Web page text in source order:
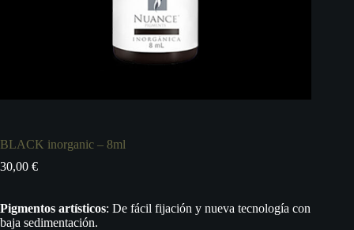
BLACK inorganic – 8ml
30,00 €
Pigmentos artísticos: De fácil fijación y nueva tecnología con
baja sedimentación.